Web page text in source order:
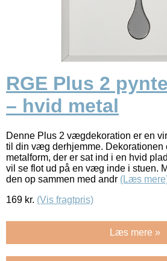
RGE Plus 2
– hvid metal
Denne Plus 2 vægdekoration er en
til din væg derhjemme. Dekorationen
metalform, der er sat ind i en hvid
vil se flot ud på en væg inde i stuen.
den op sammen med andr (Læs
169 kr. (Vis fragtpris)
Læs mere »